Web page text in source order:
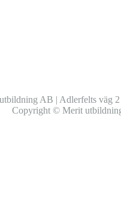
AB | Adlerfelts väg
Copyright © Merit